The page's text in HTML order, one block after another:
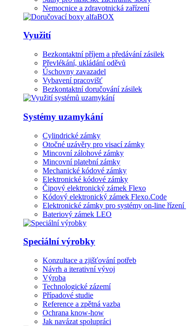
Nemocnice a zdravotnická zařízení
Využití
Bezkontaktní příjem a předávání zásilek
Převlékání, ukládání oděvů
Úschovny zavazadel
Vybavení pracovišť
Bezkontaktní doručování zásilek
Systémy uzamykání
Cylindrické zámky
Otočné uzávěry pro visací zámky
Mincovní zálohové zámky
Mincovní platební zámky
Mechanické kódové zámky
Elektronické kódové zámky
Čipový elektronický zámek Flexo
Kódový elektronický zámek Flexo.Code
Elektronické zámky pro systémy on-line řízení
Bateriový zámek LEO
Speciální výrobky
Konzultace a zjišťování potřeb
Návrh a iterativní vývoj
Výroba
Technologické zázemí
Případové studie
Reference a zpětná vazba
Ochrana know-how
Jak navázat spolupráci